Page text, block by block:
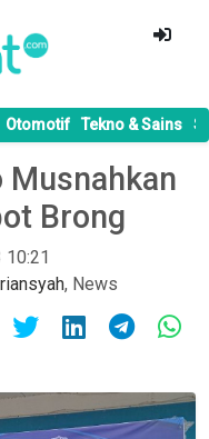
Otomotif Tekno & Sains
Musnahkan
Brong
10:21
, News